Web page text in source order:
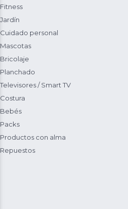
Fitness
Jardín
Cuidado personal
Mascotas
Bricolaje
Planchado
Televisores / Smart TV
Costura
Bebés
Packs
Productos con alma
Repuestos